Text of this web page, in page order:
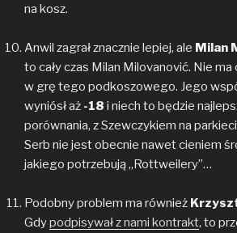
na kosz.
Anwil zagrał znacznie lepiej, ale Milan
to cały czas Milan Milovanović. Nie ma
w grę tego podkoszowego. Jego
wyniósł aż -18 i niech to będzie
porównania, z Szewczykiem na
Serb nie jest obecnie nawet cieniem
jakiego potrzebują „Rottweilery”…
Podobny problem ma również
Gdypodpisywał z nami kontrakt, to